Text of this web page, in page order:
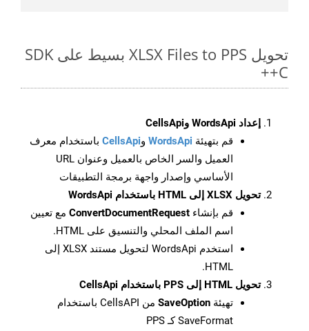
تحويل XLSX Files to PPS بسيط على SDK
C++
إعداد WordsApi وCellsApi
قم بتهيئة WordsApi وCellsApi باستخدام معرف
العميل والسر الخاص بالعميل وعنوان URL
الأساسي وإصدار واجهة برمجة التطبيقات
تحويل XLSX إلى HTML باستخدام WordsApi
قم بإنشاء ConvertDocumentRequest مع تعيين
اسم الملف المحلي والتنسيق على HTML.
استخدم WordsApi لتحويل مستند XLSX إلى
HTML.
تحويل HTML إلى PPS باستخدام CellsApi
تهيئة SaveOption
من CellsAPI باستخدام
SaveFormat كـ PPS